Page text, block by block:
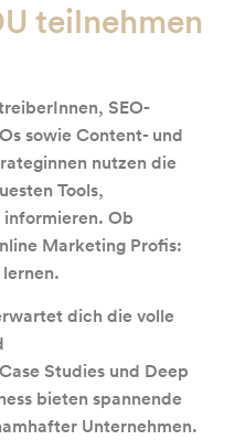
teilnehmen
SEO-
sowie Content- und
nutzen die
Tools,
informieren. Ob
Marketing Profis:
dich die volle
Studies und Deep
bieten spannende
Unternehmen.